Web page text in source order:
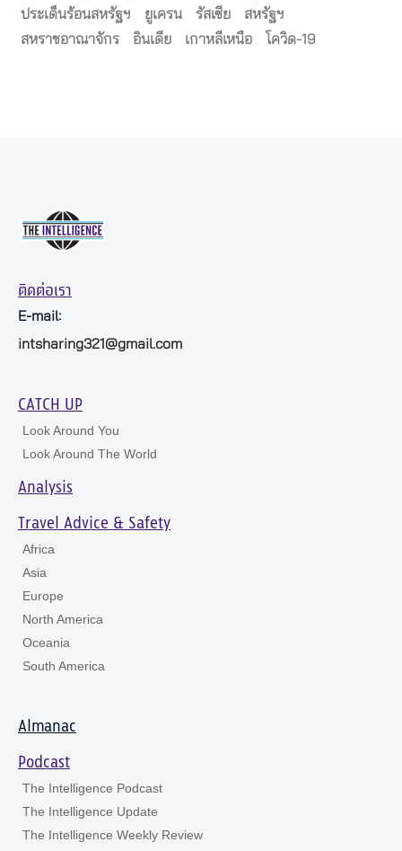
ประเด็นร้อนสหรัฐฯ
ยูเครน รัสเซีย
สหรัฐฯ
สหราชอาณาจักร
อินเดีย เกาหลีเหนือ โควิด-19
ติดต่อเรา
E-mail:
intsharing321@gmail.com
CATCH UP
Look Around You
Look Around The World
Analysis
Travel Advice & Safety
Africa
Asia
Europe
North America
Oceania
South America
Almanac
Podcast
The Intelligence Podcast
The Intelligence Update
The Intelligence Weekly Review